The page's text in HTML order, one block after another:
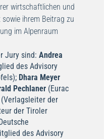
wirtschaftlichen und
ihrem Beitrag zu
im Alpenraum
Jury sind: Andrea
des Advisory
Dhara Meyer
Pechlaner (Eurac
(Verlagsleiter der
der Tiroler
des Advisory